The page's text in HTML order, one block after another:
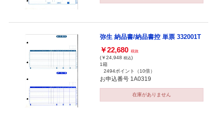
弥生 納品書/納品書控 単票 332001T
￥22,680 税抜
(￥24,948 税込)
1箱
2494ポイント
（10倍）
お申込番号 1A0319
在庫がありません